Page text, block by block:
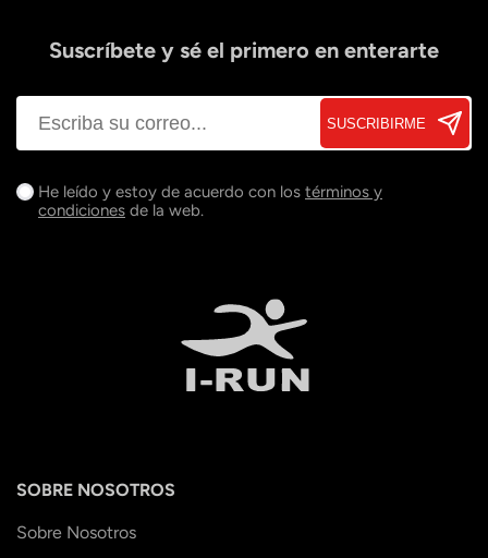
Suscríbete y sé el primero en enterarte
SUSCRIBIRME
He leído y estoy de acuerdo con los términos y
condiciones de la web.
SOBRE NOSOTROS
Sobre Nosotros